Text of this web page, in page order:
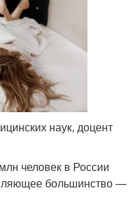
наук, доцент
человек в России
большинство —